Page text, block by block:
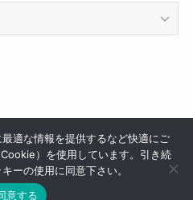
載 講演実績 お問い合わせ
適な情報を提供するなど快適にご
）を使用しています。引き続
ーの使用に同意下さい。
意する